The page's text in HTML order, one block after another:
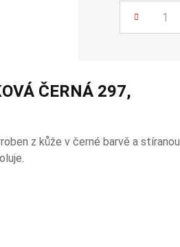
ČERNÁ 297,
z kůže v černé barvě a stíranou